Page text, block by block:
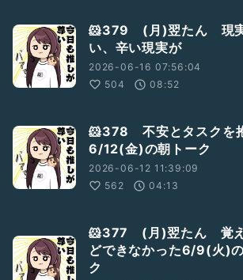
🐹379 (月)翌たん 現
い、辛い現実が
2026-06-16 07:56:04
504
08:52
🐹378 不安とタスクを
6/12(金)の朝トーク
2026-06-12 11:39:09
562
04:13
🐹377 (月)翌たん 覚
どできなかった6/9(火)
ク